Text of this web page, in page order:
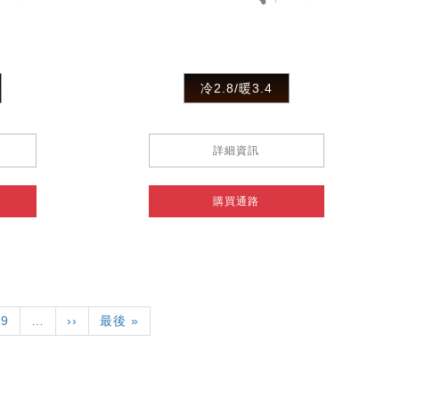
冷2.8/暖3.4
詳細資訊
購買通路
頁
面
9
下
一
››
Last
page
最後 »